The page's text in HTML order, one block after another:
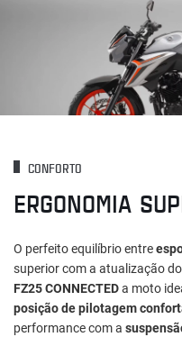
CONFORTO
ERGONOMIA
O perfeito equilíbrio entre
superior com a atualização
FZ25 CONNECTEDa moto
posição de pilotagem
performance com a